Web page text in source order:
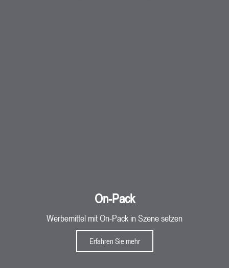
On-Pack
Werbemittel mit On-Pack in Szene setzen
Erfahren Sie mehr